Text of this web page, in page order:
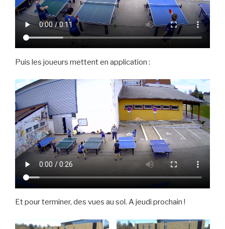
Puis les joueurs mettent en application :
Et pour terminer, des vues au sol. A jeudi prochain !